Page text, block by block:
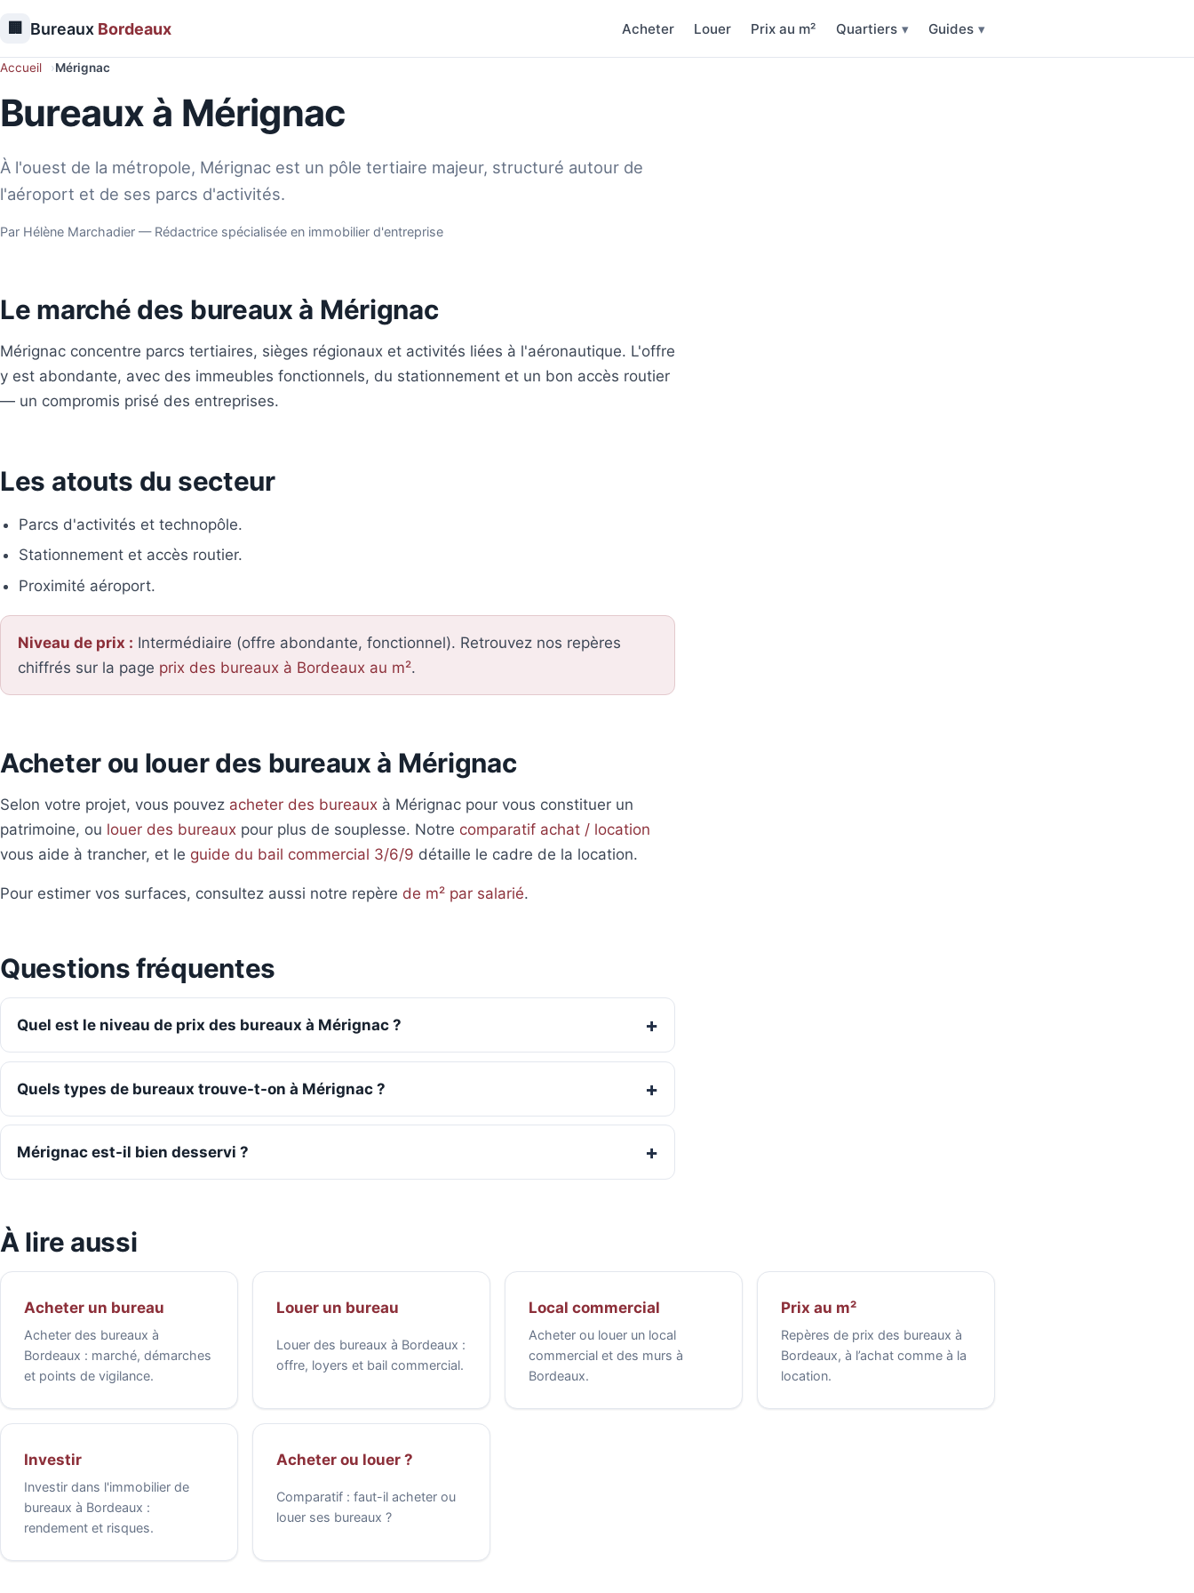
🏢 Bureaux Bordeaux Acheter Louer Prix au m² Quartiers Guides
Accueil Mérignac
Bureaux à Mérignac
À l'ouest de la métropole, Mérignac est un pôle tertiaire majeur, structuré autour de
l'aéroport et de ses parcs d'activités.
Par Hélène Marchadier — Rédactrice spécialisée en immobilier d'entreprise
Le marché des bureaux à Mérignac
Mérignac concentre parcs tertiaires, sièges régionaux et activités liées à l'aéronautique. L'offre
y est abondante, avec des immeubles fonctionnels, du stationnement et un bon accès routier
— un compromis prisé des entreprises.
Les atouts du secteur
Parcs d'activités et technopôle.
Stationnement et accès routier.
Proximité aéroport.
Niveau de prix : Intermédiaire (offre abondante, fonctionnel). Retrouvez nos repères
chiffrés sur la page prix des bureaux à Bordeaux au m².
Acheter ou louer des bureaux à Mérignac
Selon votre projet, vous pouvez acheter des bureaux à Mérignac pour vous constituer un
patrimoine, ou louer des bureaux pour plus de souplesse. Notre comparatif achat / location
vous aide à trancher, et le guide du bail commercial 3/6/9 détaille le cadre de la location.
Pour estimer vos surfaces, consultez aussi notre repère de m² par salarié.
Questions fréquentes
Quel est le niveau de prix des bureaux à Mérignac ?
Quels types de bureaux trouve-t-on à Mérignac ?
Mérignac est-il bien desservi ?
À lire aussi
Acheter un bureau
Acheter des bureaux à
Bordeaux : marché, démarches
et points de vigilance.
Louer un bureau
Louer des bureaux à Bordeaux :
offre, loyers et bail commercial.
Local commercial
Acheter ou louer un local
commercial et des murs à
Bordeaux.
Prix au m²
Repères de prix des bureaux à
Bordeaux, à l’achat comme à la
location.
Investir
Investir dans l'immobilier de
bureaux à Bordeaux :
rendement et risques.
Acheter ou louer ?
Comparatif : faut-il acheter ou
louer ses bureaux ?